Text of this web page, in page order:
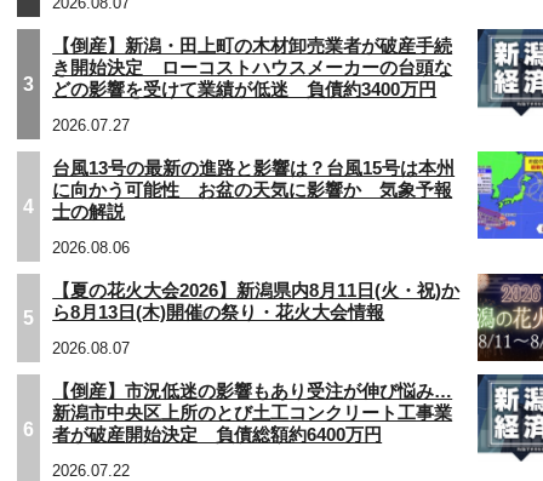
3
【倒産】新潟・田上町の木材卸売業者が破産手続
き開始決定 ローコストハウスメーカーの台頭な
どの影響を受けて業績が低迷 負債約3400万円
2026.07.27
4
台風13号の最新の進路と影響は？台風15号は本州
に向かう可能性 お盆の天気に影響か 気象予報
士の解説
2026.08.06
5
【夏の花火大会2026】新潟県内8月11日(火・祝)か
ら8月13日(木)開催の祭り・花火大会情報
2026.08.07
6
【倒産】市況低迷の影響もあり受注が伸び悩み…
新潟市中央区上所のとび土工コンクリート工事業
者が破産開始決定 負債総額約6400万円
2026.07.22